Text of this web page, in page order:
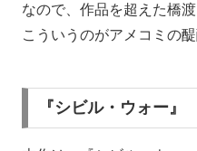
なので、作品を超えた橋
こういうのがアメコミの
『シビル・ウォー』